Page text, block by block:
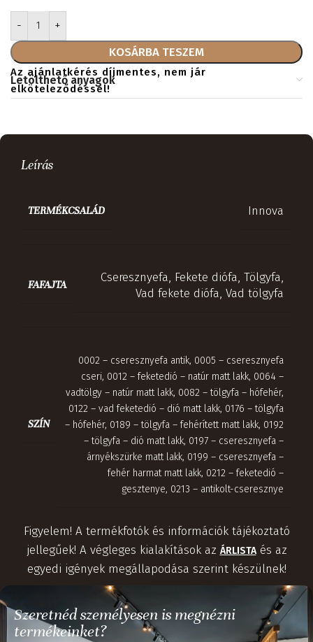
KOSÁRBA TESZEM
Az ajánlatkérés díjmentes, nem jár
elköteleződéssel!
Letölthető anyagok
Leírás
TERMÉKCSALÁD Innova
FAFAJTA
Cseresznyefa, Fekete diófa, Tölgyfa,
Vad fekete diófa, Vad tölgyfa
SZÍN
0002 – cseresznyefa antik, 0005 – cseresznyefa
cseri, 0012 – feketedió – natúr matt lakk, 0064 –
vadtölgy – natúr matt lakk, 0082 – tölgyfa – hófehér,
0122 – vad feketedió – dió matt lakk, 0176 – tölgyfa
– hófehér, 0189 – tölgyfa – fehérített matt lakk, 0192
– tölgyfa – dió matt lakk, 0197 – cseresznyefa –
árnyékszürke matt lakk, 0199 – cseresznyefa –
fehér harmat matt lakk, 0212 – feketedió –
gesztenye, 0213 – antikolt-cseresznye
Figyelem! A termékfotók és információk tájékoztató
jellegűek! A végleges kialakítások az ÁRLISTAés az
egyedi igények megállapodása szerint készülnek!
Szeretnéd személyesen is megnézni
termékeinket?